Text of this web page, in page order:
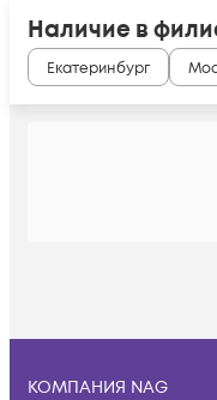
Наличие в
Екатеринбург
КОМПАНИЯ NAG